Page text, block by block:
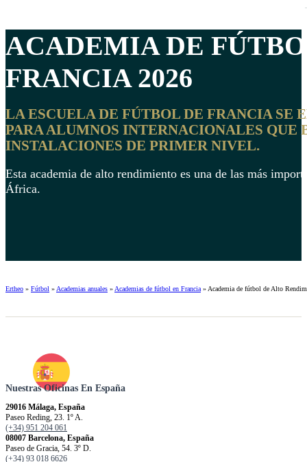
ACADEMIA DE
FRANCIA2026
LA ESCUELA DE FÚTBOL DE FRANCIA SE
PARA ALUMNOS INTERNACIONALES QUE
INSTALACIONES DE PRIMER NIVEL.
Esta academia de alto rendimiento es una de las más
África.
Ertheo » Fútbol » Academias anuales » Academias de fútbol en Francia » Academia de fútbol de Alto
Nuestras Oficinas En España
29016 Málaga, España
Paseo Reding, 23. 1º A.
(+34) 951 204 061
08007 Barcelona, España
Paseo de Gracia, 54. 3º D.
(+34) 93 018 6626